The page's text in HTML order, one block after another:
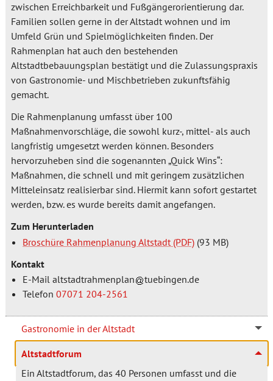
zwischen Erreichbarkeit und Fußgängerorientierung dar.
Familien sollen gerne in der Altstadt wohnen und im
Umfeld Grün und Spielmöglichkeiten finden. Der
Rahmenplan hat auch den bestehenden
Altstadtbebauungsplan bestätigt und die Zulassungspraxis
von Gastronomie- und Mischbetrieben zukunftsfähig
gemacht.
Die Rahmenplanung umfasst über 100
Maßnahmenvorschläge, die sowohl kurz-, mittel- als auch
langfristig umgesetzt werden können. Besonders
hervorzuheben sind die sogenannten „Quick Wins“:
Maßnahmen, die schnell und mit geringem zusätzlichen
Mitteleinsatz realisierbar sind. Hiermit kann sofort gestartet
werden, bzw. es wurde bereits damit angefangen.
Zum Herunterladen
Broschüre Rahmenplanung Altstadt
(93 MB)
Kontakt
E-Mailaltstadtrahmenplan
tuebingen.de
Telefon07071 204-2561
Gastronomie in der Altstadt
Altstadtforum
Ein Altstadtforum, das 40 Personen umfasst und die